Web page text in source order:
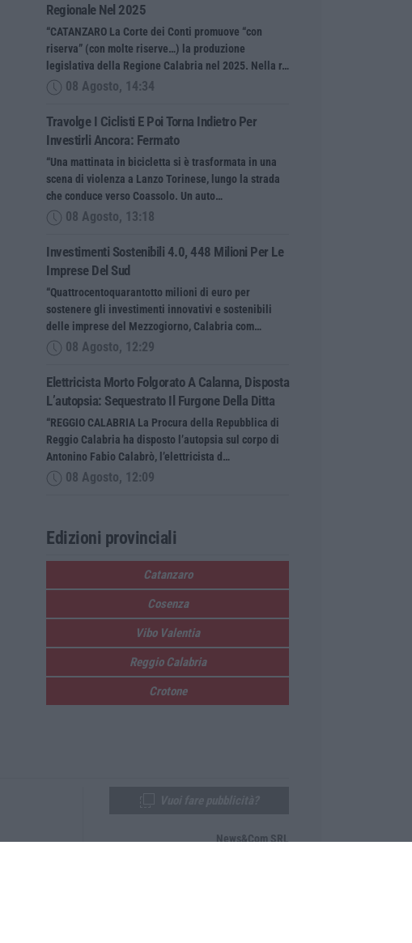
Regionale Nel 2025
“CATANZARO La Corte dei Conti promuove “con
riserva” (con molte riserve…) la produzione
legislativa della Regione Calabria nel 2025. Nella r…
08 Agosto, 14:34
Travolge I Ciclisti E Poi Torna Indietro Per
Investirli Ancora: Fermato
“Una mattinata in bicicletta si è trasformata in una
scena di violenza a Lanzo Torinese, lungo la strada
che conduce verso Coassolo. Un auto…
08 Agosto, 13:18
Investimenti Sostenibili 4.0, 448 Milioni Per Le
Imprese Del Sud
“Quattrocentoquarantotto milioni di euro per
sostenere gli investimenti innovativi e sostenibili
delle imprese del Mezzogiorno, Calabria com…
08 Agosto, 12:29
Elettricista Morto Folgorato A Calanna, Disposta
L’autopsia: Sequestrato Il Furgone Della Ditta
“REGGIO CALABRIA La Procura della Repubblica di
Reggio Calabria ha disposto l’autopsia sul corpo di
Antonino Fabio Calabrò, l’elettricista d…
08 Agosto, 12:09
Edizioni provinciali
Catanzaro
Cosenza
Vibo Valentia
Reggio Calabria
Crotone
News&Com SRL